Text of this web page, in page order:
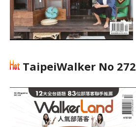
TaipeiWalker No 272